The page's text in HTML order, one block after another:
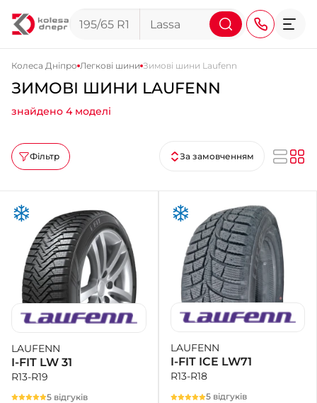
+38 (095) 276-44-44
+38 (067) 911-14-14
- на Щепкіна
+38 (098) 911-911-0
- на Тополі
+38 (098) 911-911-4
- на Калиновій
+38 (077) 7-184-184
- Донецьке шосе
+38 (050)-911-911-2
- Щепкіна
+38 (099)-643-33-77
- Тополь
Колеса Дніпро Легкові шини Зимові шини Laufenn
ЗИМОВІ ШИНИ LAUFENN
знайдено 4 моделі
Фільтр За замовченням
LAUFENN
I-FIT LW 31
R13-R19
5 відгуків
LAUFENN
I-FIT ICE LW71
R13-R18
5 відгуків